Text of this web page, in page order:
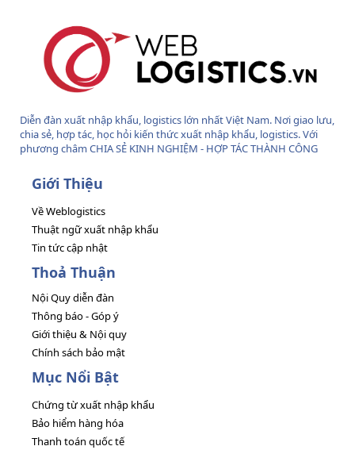
Diễn đàn xuất nhập khẩu, logistics lớn nhất Việt Nam. Nơi giao lưu,
chia sẻ, hợp tác, học hỏi kiến thức xuất nhập khẩu, logistics. Với
phương châm CHIA SẺ KINH NGHIỆM - HỢP TÁC THÀNH CÔNG
Giới Thiệu
Về Weblogistics
Thuật ngữ xuất nhập khẩu
Tin tức cập nhật
Thoả Thuận
Nội Quy diễn đàn
Thông báo - Góp ý
Giới thiệu & Nội quy
Chính sách bảo mật
Mục Nổi Bật
Chứng từ xuất nhập khẩu
Bảo hiểm hàng hóa
Thanh toán quốc tế